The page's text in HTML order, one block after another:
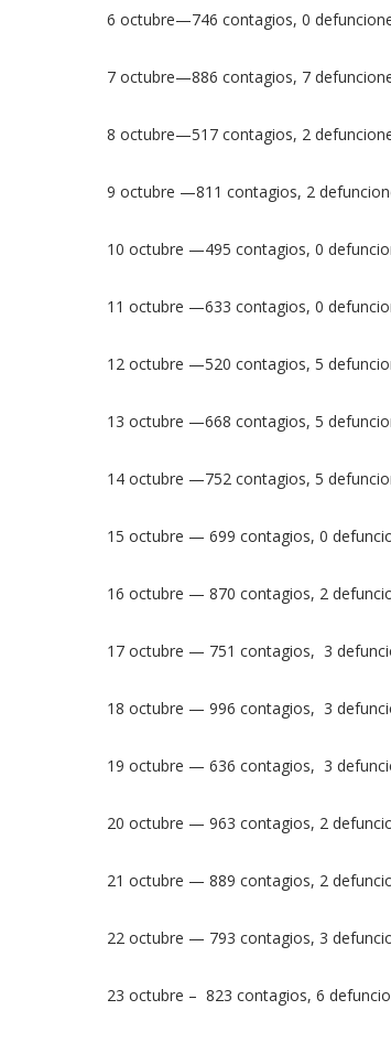
6 octubre—746 contagios, 0
7 octubre—886 contagios, 7
8 octubre—517 contagios, 2
9 octubre —811 contagios, 2
10 octubre —495 contagios, 0
11 octubre —633 contagios, 0
12 octubre —520 contagios, 5
13 octubre —668 contagios, 5
14 octubre —752 contagios, 5
15 octubre — 699 contagios, 0
16 octubre — 870 contagios, 2
17 octubre — 751 contagios, 3
18 octubre — 996 contagios, 3
19 octubre — 636 contagios, 3
20 octubre — 963 contagios, 2
21 octubre — 889 contagios, 2
22 octubre — 793 contagios, 3
23 octubre – 823 contagios, 6